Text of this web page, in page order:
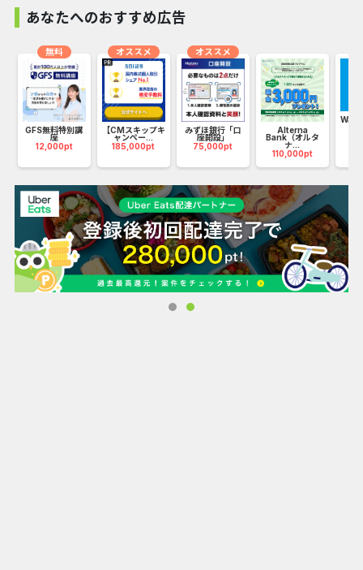
取り組み状況についてご回答ください。
あなたへのおすすめ広告
GFS無料特別講
座
12,000pt
無料
【CMスキップキ
ャンペー...
185,000pt
オススメ
みずほ銀行「口
座開設」
75,000pt
オススメ
Alterna
Bank（オルタ
ナ...
110,000pt